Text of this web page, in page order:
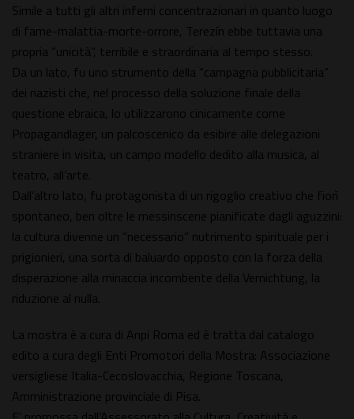
Simile a tutti gli altri inferni concentrazionari in quanto luogo
di fame-malattia-morte-orrore, Terezín ebbe tuttavia una
propria “unicità”, terribile e straordinaria al tempo stesso.
Da un lato, fu uno strumento della “campagna pubblicitaria”
dei nazisti che, nel processo della soluzione finale della
questione ebraica, lo utilizzarono cinicamente come
Propagandlager, un palcoscenico da esibire alle delegazioni
straniere in visita, un campo modello dedito alla musica, al
teatro, all’arte.
Dall’altro lato, fu protagonista di un rigoglio creativo che fiorì
spontaneo, ben oltre le messinscene pianificate dagli aguzzini:
la cultura divenne un “necessario” nutrimento spirituale per i
prigionieri, una sorta di baluardo opposto con la forza della
disperazione alla minaccia incombente della Vernichtung, la
riduzione al nulla.
La mostra è a cura di Anpi Roma ed è tratta dal catalogo
edito a cura degli Enti Promotori della Mostra: Associazione
versigliese Italia-Cecoslovacchia, Regione Toscana,
Amministrazione provinciale di Pisa.